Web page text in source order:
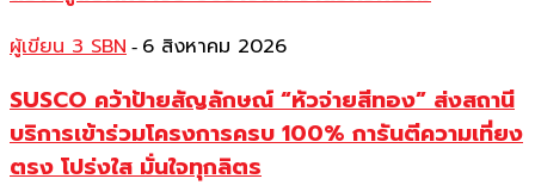
ผู้เขียน 3 SBN - 6 สิงหาคม 2026
SUSCO คว้าป้ายสัญลักษณ์ “หัวจ่ายสีทอง” ส่งสถานี
บริการเข้าร่วมโครงการครบ 100% การันตีความเที่ยง
ตรง โปร่งใส มั่นใจทุกลิตร